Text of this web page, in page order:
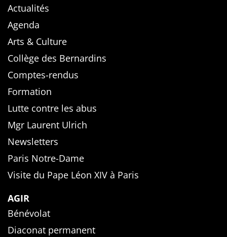
Actualités
Agenda
Arts & Culture
Collège des Bernardins
Comptes-rendus
Formation
Lutte contre les abus
Mgr Laurent Ulrich
Newsletters
Paris Notre-Dame
Visite du Pape Léon XIV à Paris
AGIR
Bénévolat
Diaconat permanent